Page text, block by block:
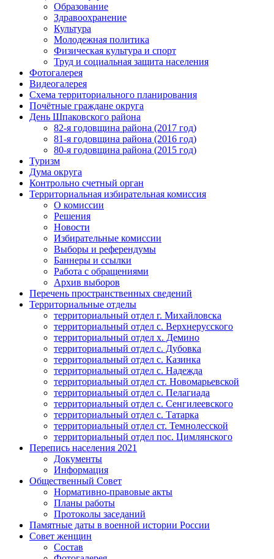
Образование
Здравоохранение
Культура
Молодежная политика
Физическая культура и спорт
Труд и социальная защита населения
Фотогалерея
Видеогалерея
Схема территориального планирования
Почётные граждане округа
День Шпаковского района
82-я годовщина района (2017 год)
81-я годовщина района (2016 год)
80-я годовщина района (2015 год)
Туризм
Дума округа
Контрольно счетный орган
Территориальная избирательная комиссия
О комиссии
Решения
Новости
Избирательные комиссии
Выборы и референдумы
Баннеры и ссылки
Работа с обращениями
Архив выборов
Перечень пространственных сведений
Территориальные отделы
территориальный отдел г. Михайловска
территориальный отдел с. Верхнерусского
территориальный отдел х. Демино
территориальный отдел с. Дубовка
территориальный отдел с. Казинка
территориальный отдел с. Надежда
территориальный отдел ст. Новомарьевской
территориальный отдел с. Пелагиада
территориальный отдел с. Сенгилеевского
территориальный отдел с. Татарка
территориальный отдел ст. Темнолесской
территориальный отдел пос. Цимлянского
Перепись населения 2021
Документы
Информация
Общественный Совет
Нормативно-правовые акты
Планы работы
Протоколы заседаний
Памятные даты в военной истории России
Совет женщин
Состав